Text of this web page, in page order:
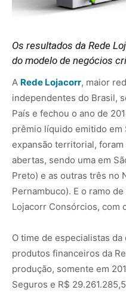
Os resultados da Rede
do modelo de negócios
A Rede Lojacorr, maior
independentes do Brasil,
País e fechou o ano de
prêmio líquido emitido em
expansão territorial,
abertas, sendo uma em
Preto) e as outras três no
Pernambuco). E o ramo
Lojacorr Consórcios, com
O time de especialistas
produtos financeiros da
produção, somente em
Seguros e R$